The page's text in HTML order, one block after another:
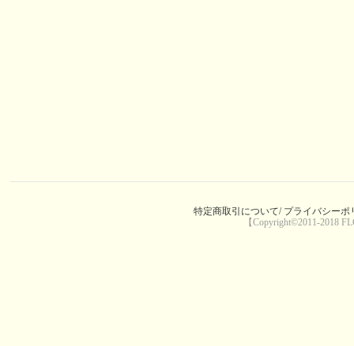
特定商取引について/ プライバシーポ
【Copyright©2011-2018